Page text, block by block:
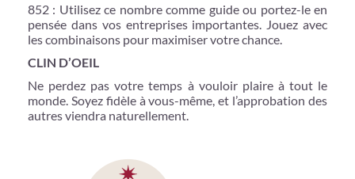
852 : Utilisez ce nombre comme guide ou portez-le en
pensée dans vos entreprises importantes. Jouez avec
les combinaisons pour maximiser votre chance.
CLIN D’OEIL
Ne perdez pas votre temps à vouloir plaire à tout le
monde. Soyez fidèle à vous-même, et l’approbation des
autres viendra naturellement.